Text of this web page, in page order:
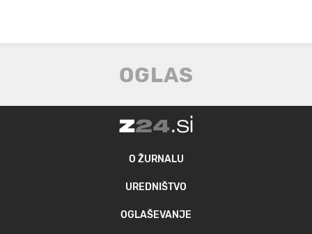
O ŽURNALU
UREDNIŠTVO
OGLAŠEVANJE